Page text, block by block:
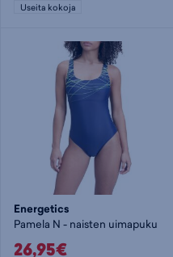
Useita kokoja
Energetics
Pamela N - naisten uimapuku
26,95€